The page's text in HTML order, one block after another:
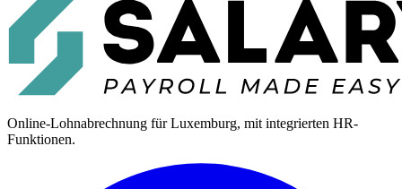
Online-Lohnabrechnung für Luxemburg, mit integrierten HR-
Funktionen.